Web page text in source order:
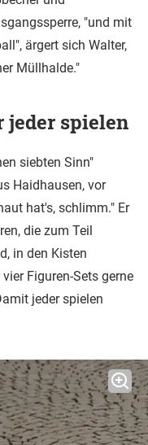
"und mit
ärgert sich Walter,
Müllhalde."
spielen
siebten Sinn"
Haidhausen, vor
hat's, schlimm." Er
die zum Teil
in den Kisten
Figuren-Sets gerne
jeder spielen